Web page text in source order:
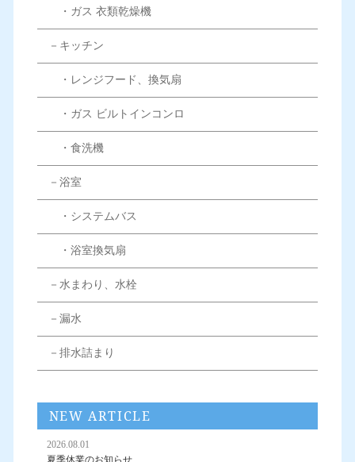
・ガス 衣類乾燥機
－キッチン
・レンジフード、換気扇
・ガス ビルトインコンロ
・食洗機
－浴室
・システムバス
・浴室換気扇
－水まわり、水栓
－漏水
－排水詰まり
NEW ARTICLE
2026.08.01
夏季休業のお知らせ